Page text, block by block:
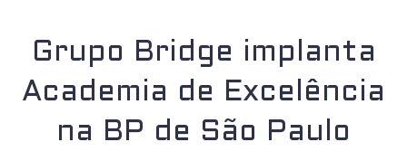
Grupo Bridge implanta
Academia de Excelência
na BP de São Paulo